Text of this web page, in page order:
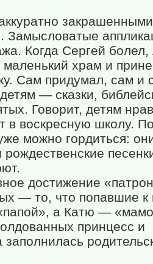
Замысловатые
Когда Сергей
храм и
Сам придумал, сам и
— сказки,
Говорит, детям
в воскресную школу.
можно гордиться:
рождественские
достижение
— то, что попавшие к
а Катю —
принцесс и
заполнилась